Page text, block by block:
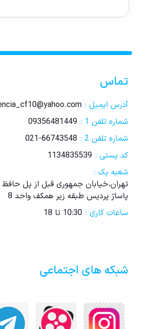
تماس
آدرس ایمیل :
شماره تلفن 1 :
09356481449
شماره تلفن 2 :
021-66743548
کد پستی : 1134835539
شعبه یک :
تهران،خیابان جمهوری قبل از پل
پاساژ پردیس طبقه زیر همکف واحد 8
ساعات کاری : 10:30 تا 18
شبکه های اجتماعی